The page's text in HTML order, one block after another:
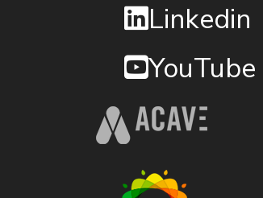
Linkedin
YouTube